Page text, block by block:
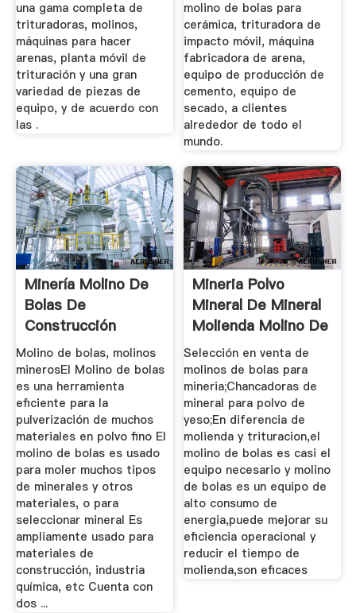
una gama completa de
trituradoras, molinos,
máquinas para hacer
arenas, planta móvil de
trituración y una gran
variedad de piezas de
equipo, y de acuerdo con
las .
molino de bolas para
cerámica, trituradora de
impacto móvil, máquina
fabricadora de arena,
equipo de producción de
cemento, equipo de
secado, a clientes
alrededor de todo el
mundo.
Minería Molino De
Bolas De
Construcción
Molino de bolas, molinos
minerosEl Molino de bolas
es una herramienta
eficiente para la
pulverización de muchos
materiales en polvo fino El
molino de bolas es usado
para moler muchos tipos
de minerales y otros
materiales, o para
seleccionar mineral Es
ampliamente usado para
materiales de
construcción, industria
química, etc Cuenta con
dos ...
Mineria Polvo
Mineral De Mineral
Molienda Molino De
Bolas ...
Selección en venta de
molinos de bolas para
mineria;Chancadoras de
mineral para polvo de
yeso;En diferencia de
molienda y trituracion,el
molino de bolas es casi el
equipo necesario y molino
de bolas es un equipo de
alto consumo de
energia,puede mejorar su
eficiencia operacional y
reducir el tiempo de
molienda,son eficaces